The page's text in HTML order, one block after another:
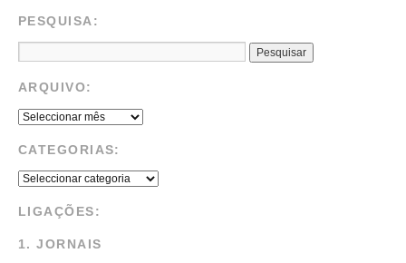
PESQUISA:
ARQUIVO:
CATEGORIAS:
LIGAÇÕES:
1. JORNAIS